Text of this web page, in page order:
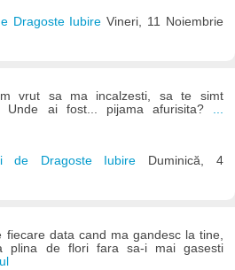
Dragoste IubireVineri, 11 Noiembrie
vrut sa ma incalzesti, sa te simt
Unde ai fost... pijama afurisita? ...
de Dragoste Iubire Duminică, 4
fiecare data cand ma gandesc la tine,
plina de flori fara sa-i mai gasesti